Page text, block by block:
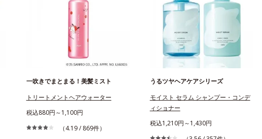
一吹きでまとまる！美髪ミスト
トリートメントヘアウォーター
税込880円～1,100円
（4.19 / 869件）
うるツヤヘアケアシリーズ
モイスト セラム シャンプー・コンデ
ィショナー
税込1,210円～1,430円